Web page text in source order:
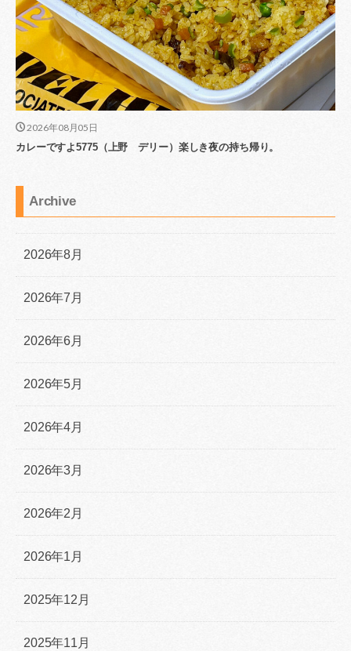
2026年08月05日
カレーですよ5775（上野 デリー）楽しき夜の持ち帰り。
Archive
2026年8月
2026年7月
2026年6月
2026年5月
2026年4月
2026年3月
2026年2月
2026年1月
2025年12月
2025年11月